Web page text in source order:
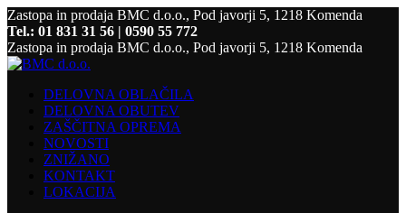
Zastopa in prodaja BMC d.o.o., Pod javorji 5, 1218 Komenda
Tel.: 01 831 31 56 | 0590 55 772
Zastopa in prodaja BMC d.o.o., Pod javorji 5, 1218 Komenda
DELOVNA OBLAČILA
DELOVNA OBUTEV
ZAŠČITNA OPREMA
NOVOSTI
ZNIŽANO
KONTAKT
LOKACIJA